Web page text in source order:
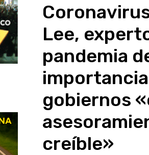
Lee,
pandemia
gobiernos
creíble»